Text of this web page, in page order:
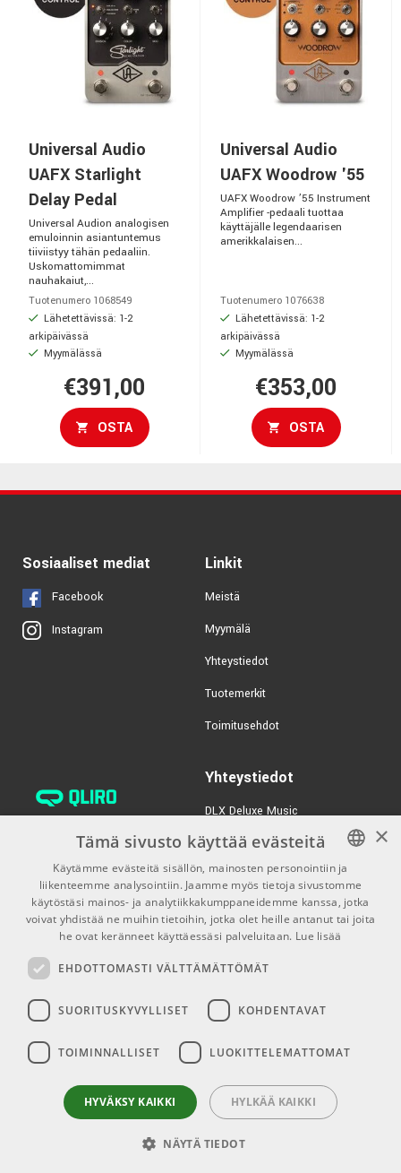
Universal Audio
UAFX Starlight
Delay Pedal
Universal Audion analogisen
emuloinnin asiantuntemus
tiiviistyy tähän pedaaliin.
Uskomattomimmat
nauhakaiut,...
Tuotenumero 1068549
Lähetettävissä: 1-2
arkipäivässä
Myymälässä
€391,00
OSTA
Universal Audio
UAFX Woodrow '55
UAFX Woodrow ’55 Instrument
Amplifier -pedaali tuottaa
käyttäjälle legendaarisen
amerikkalaisen...
Tuotenumero 1076638
Lähetettävissä: 1-2
arkipäivässä
Myymälässä
€353,00
OSTA
Sosiaaliset mediat
Facebook
Instagram
Linkit
Meistä
Myymälä
Yhteystiedot
Tuotemerkit
Toimitusehdot
Yhteystiedot
DLX Deluxe Music
verkkokaupan asiakaspalvelu:
tilaus@dlxmusic.fi
Puh: 0207 282240 (arkisin klo
13-17)
Puh: 0207 282250 (myymälä)
00580 Helsinki
Y-tunnus: 1983522-7
La 10-15
FINNISH
FINNISH
×
Tämä sivusto käyttää evästeitä
Käytämme evästeitä sisällön, mainosten personointiin ja
liikenteemme analysointiin. Jaamme myös tietoja sivustomme
käytöstäsi mainos- ja analytiikkakumppaneidemme kanssa, jotka
voivat yhdistää ne muihin tietoihin, jotka olet heille antanut tai joita
he ovat keränneet käyttäessäsi palveluitaan. Lue lisää
EHDOTTOMASTI VÄLTTÄMÄTTÖMÄT
SUORITUSKYVYLLISET KOHDENTAVAT
TOIMINNALLISET LUOKITTELEMATTOMAT
HYVÄKSY KAIKKI HYLKÄÄ KAIKKI
NÄYTÄ TIEDOT